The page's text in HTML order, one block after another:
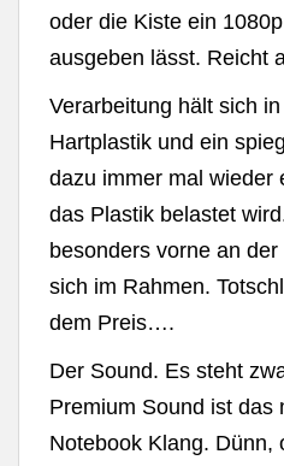
oder die Kiste ein
ausgeben lässt. Reicht
Verarbeitung hält sich
Hartplastik und ein
dazu immer mal wieder
das Plastik belastet
besonders vorne an
sich im Rahmen.
dem Preis….
Der Sound. Es steht
Premium Sound ist das
Notebook Klang. Dünn,